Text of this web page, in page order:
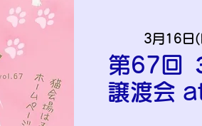
3月16日(
第67回
譲渡会